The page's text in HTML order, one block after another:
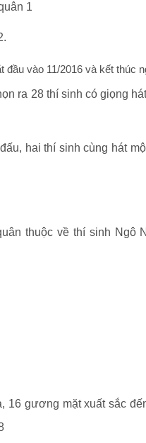
1
đầu vào 11/2016 và kết thúc
ra 28 thí sinh có giọng
hai thí sinh cùng hát
thuộc về thí sinh Ngô
16 gương mặt xuất sắc